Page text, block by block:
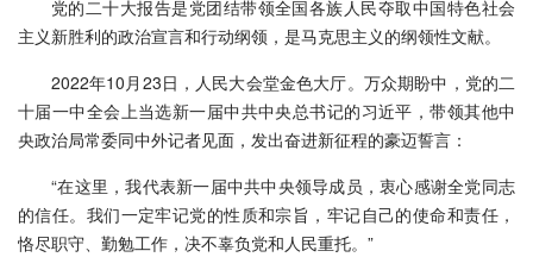
党的二十大报告是党团结带领全国各族人民夺取中国特色社会
主义新胜利的政治宣言和行动纲领，是马克思主义的纲领性文献。
2022年10月23日，人民大会堂金色大厅。万众期盼中，党的二
十届一中全会上当选新一届中共中央总书记的习近平，带领其他中
央政治局常委同中外记者见面，发出奋进新征程的豪迈誓言：
“在这里，我代表新一届中共中央领导成员，衷心感谢全党同志
的信任。我们一定牢记党的性质和宗旨，牢记自己的使命和责任，
恪尽职守、勤勉工作，决不辜负党和人民重托。”